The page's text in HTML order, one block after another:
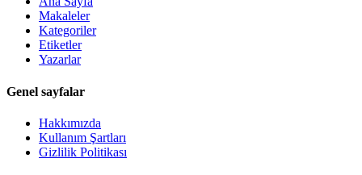
Makaleler
Kategoriler
Etiketler
Yazarlar
Genel sayfalar
Hakkımızda
Kullanım Şartları
Gizlilik Politikası